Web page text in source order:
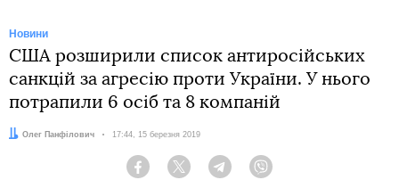
Новини
США розширили список антиросійських
санкцій за агресію проти України. У нього
потрапили 6 осіб та 8 компаній
Автор:
Олег Панфілович Дата:
17:44, 15 березня 2019
Facebook Twitter Telegram